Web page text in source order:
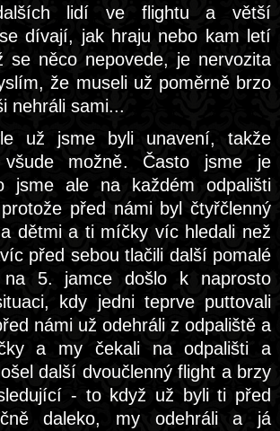
lidí ve flightu a větší
dívají, jak hraju nebo kam letí
se něco nepovede, je nervozita
že museli už poměrně brzo
nehráli sami...
už jsme byli unavení, takže
možně. Často jsme je
jsme ale na každém odpališti
před námi byl čtyřčlenný
dětmi a ti míčky víc hledali než
před sebou tlačili další pomalé
na 5. jamce došlo k naprosto
kdy jedni teprve puttovali
námi už odehráli z odpaliště a
a my čekali na odpališti a
další dvoučlenný flight a brzy
- to když už byli ti před
daleko, my odehráli a já